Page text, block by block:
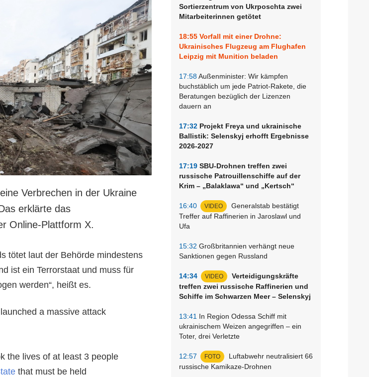
Sortierzentrum von Ukrposchta zwei
Mitarbeiterinnen getötet
18:55 Vorfall mit einer Drohne:
Ukrainisches Flugzeug am Flughafen
Leipzig mit Munition beladen
17:58Außenminister: Wir kämpfen
buchstäblich um jede Patriot-Rakete, die
Beratungen bezüglich der Lizenzen
dauern an
17:32 Projekt Freya und ukrainische
Ballistik: Selenskyj erhofft Ergebnisse
2026-2027
17:19 SBU-Drohnen treffen zwei
russische Patrouillenschiffe auf der
Krim – „Balaklawa“ und „Kertsch“
16:40 VIDEO
Generalstab bestätigt
Treffer auf Raffinerien in Jaroslawl und
Ufa
15:32 Großbritannien verhängt neue
Sanktionen gegen Russland
14:34 VIDEO
Verteidigungskräfte
treffen zwei russische Raffinerien und
Schiffe im Schwarzen Meer – Selenskyj
13:41 In Region Odessa Schiff mit
ukrainischem Weizen angegriffen – ein
Toter, drei Verletzte
12:57 FOTO
Luftabwehr neutralisiert 66
russische Kamikaze-Drohnen
Verbrechen in der Ukraine
erklärte das
Online-Plattform X.
tötet laut der Behörde mindestens
ist ein Terrorstaat und muss für
werden“, heißt es.
a massive attack
the lives of at least 3 people
that must be held